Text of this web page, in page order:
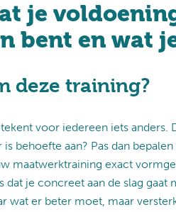
je
bent en wat
deze training?
voor iedereen iets
is behoefte aan? Pas dan
maatwerktraining exact
dat je concreet aan de slag
wat er beter moet, maar